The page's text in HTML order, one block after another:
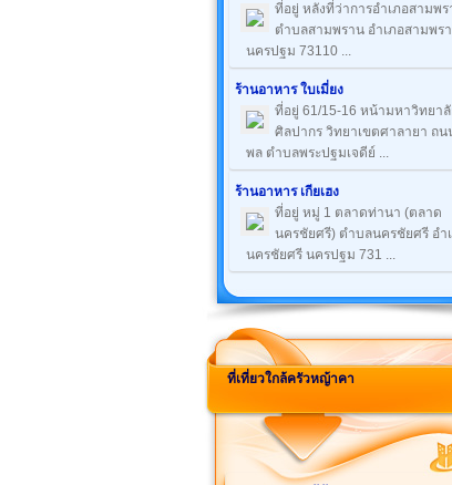
ที่อยู่ หลังที่ว่าการอำเภอสามพ
ตำบลสามพราน อำเภอสามพร
นครปฐม 73110 ...
ร้านอาหาร ใบเมี่ยง
ที่อยู่ 61/15-16 หน้ามหาวิทยาลั
ศิลปากร วิทยาเขตศาลายา ถน
พล ตำบลพระปฐมเจดีย์ ...
ร้านอาหาร เกียเฮง
ที่อยู่ หมู่ 1 ตลาดท่านา (ตลาด
นครชัยศรี) ตำบลนครชัยศรี อำ
นครชัยศรี นครปฐม 731 ...
ที่เที่ยวใกล้ครัวหญ้าคา